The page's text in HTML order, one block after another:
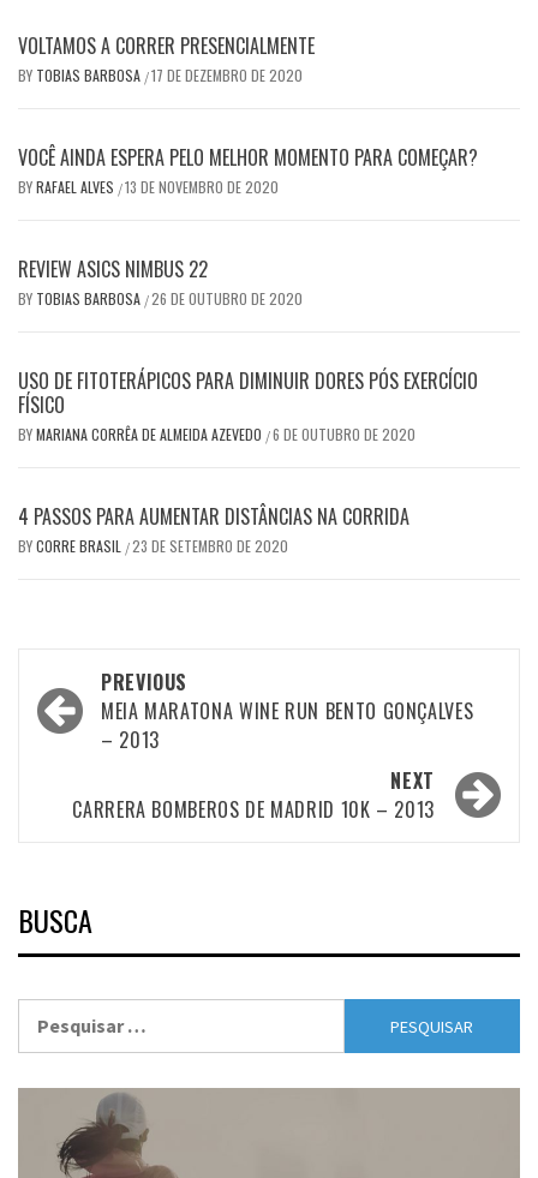
VOLTAMOS A CORRER PRESENCIALMENTE
BY TOBIAS BARBOSA /17 DE DEZEMBRO DE 2020
VOCÊ AINDA ESPERA PELO MELHOR MOMENTO PARA COMEÇAR?
BYRAFAEL ALVES /13 DE NOVEMBRO DE 2020
REVIEW ASICS NIMBUS 22
BY TOBIAS BARBOSA /26 DE OUTUBRO DE 2020
USO DE FITOTERÁPICOS PARA DIMINUIR DORES PÓS EXERCÍCIO
FÍSICO
BYMARIANA CORRÊA DE ALMEIDA AZEVEDO /6 DE OUTUBRO DE 2020
4 PASSOS PARA AUMENTAR DISTÂNCIAS NA CORRIDA
BYCORRE BRASIL /23 DE SETEMBRO DE 2020
Post
navigation
PREVIOUS
MEIA MARATONA WINE RUN BENTO GONÇALVES
– 2013
NEXT
CARRERA BOMBEROS DE MADRID 10K – 2013
BUSCA